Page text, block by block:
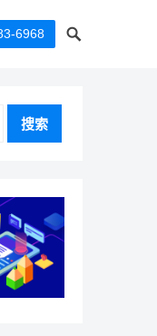
6968
搜索